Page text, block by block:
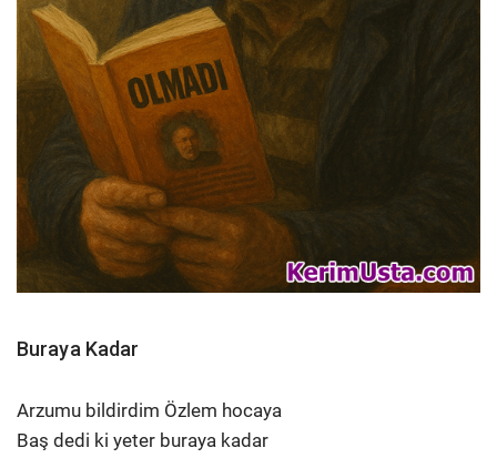
Buraya Kadar
Arzumu bildirdim Özlem hocaya
Baş dedi ki yeter buraya kadar